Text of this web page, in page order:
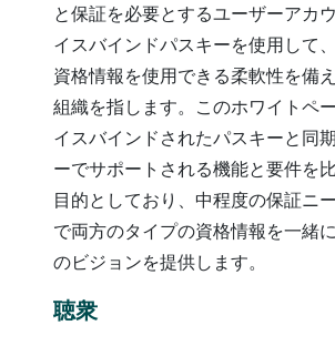
と保証を必要とするユーザーアカ
イスバインドパスキーを使用して
資格情報を使用できる柔軟性を備
組織を指します。このホワイトペ
イスバインドされたパスキーと同
ーでサポートされる機能と要件を
目的としており、中程度の保証ニ
で両方のタイプの資格情報を一緒
のビジョンを提供します。
聴衆